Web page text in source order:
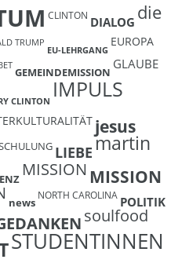
CLINTON DIALOG die
TRUMP
EU-LEHRGANG
EUROPA
GEMEINDEMISSION
GLAUBE
CLINTON IMPULS
jesus
LIEBEmartin
MISSION MISSION
news
NORTH CAROLINA POLITIK
soulfood
STUDENTINNEN